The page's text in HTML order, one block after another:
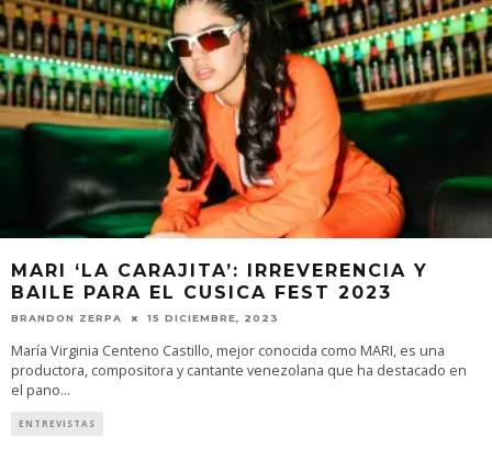
MARI ‘LA CARAJITA’: IRREVERENCIA Y
BAILE PARA EL CUSICA FEST 2023
BRANDON ZERPA 15 DICIEMBRE, 2023
María Virginia Centeno Castillo, mejor conocida como MARI, es una
productora, compositora y cantante venezolana que ha destacado en
el pano...
ENTREVISTAS